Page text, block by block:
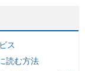
ス
読む方法